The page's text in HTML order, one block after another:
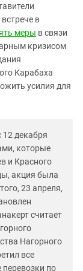
в
меры в связи
кризисом
Карабаха
усилия для
декабря
которые
и Красного
акция была
23 апреля,
считает
Нагорного
все
по